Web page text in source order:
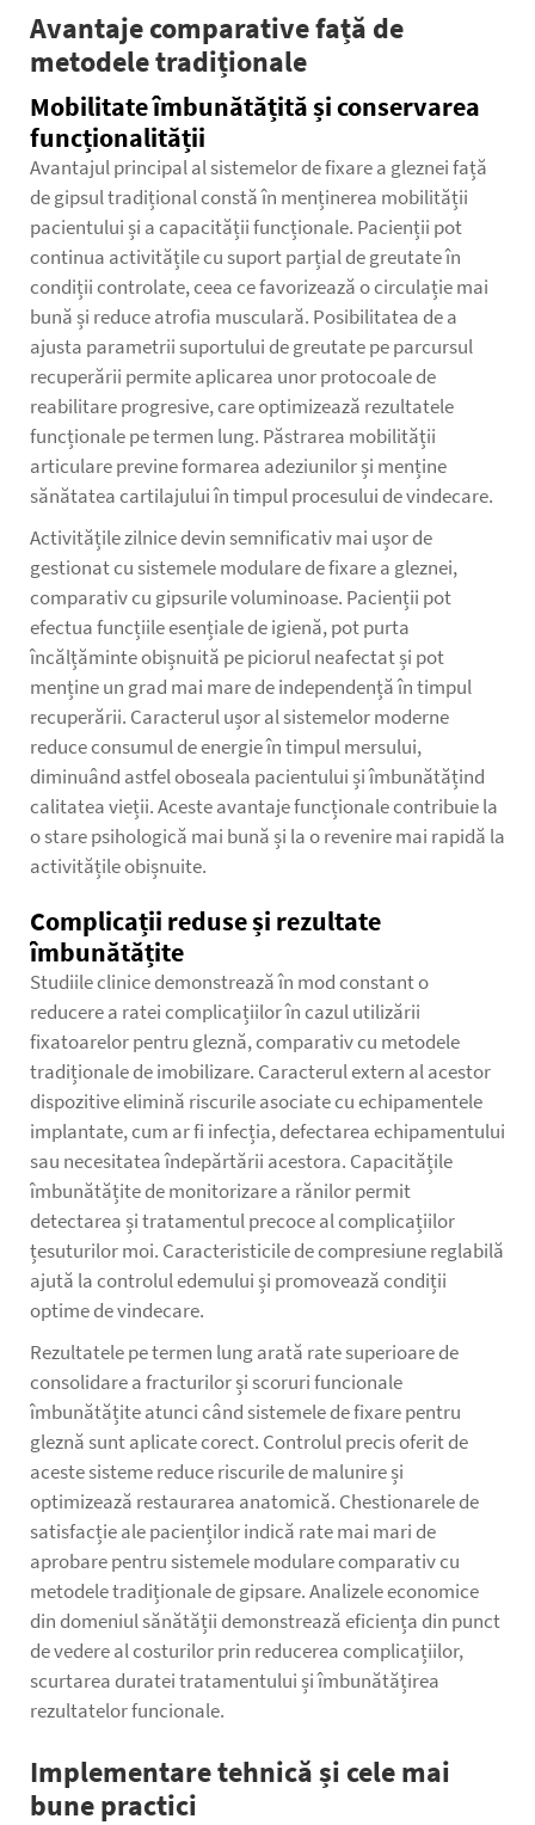
Avantaje comparative față de
metodele tradiționale
Mobilitate îmbunătățită și conservarea
funcționalității
Avantajul principal al sistemelor de fixare a gleznei față
de gipsul tradițional constă în menținerea mobilității
pacientului și a capacității funcționale. Pacienții pot
continua activitățile cu suport parțial de greutate în
condiții controlate, ceea ce favorizează o circulație mai
bună și reduce atrofia musculară. Posibilitatea de a
ajusta parametrii suportului de greutate pe parcursul
recuperării permite aplicarea unor protocoale de
reabilitare progresive, care optimizează rezultatele
funcționale pe termen lung. Păstrarea mobilității
articulare previne formarea adeziunilor și menține
sănătatea cartilajului în timpul procesului de vindecare.
Activitățile zilnice devin semnificativ mai ușor de
gestionat cu sistemele modulare de fixare a gleznei,
comparativ cu gipsurile voluminoase. Pacienții pot
efectua funcțiile esențiale de igienă, pot purta
încălțăminte obișnuită pe piciorul neafectat și pot
menține un grad mai mare de independență în timpul
recuperării. Caracterul ușor al sistemelor moderne
reduce consumul de energie în timpul mersului,
diminuând astfel oboseala pacientului și îmbunătățind
calitatea vieții. Aceste avantaje funcționale contribuie la
o stare psihologică mai bună și la o revenire mai rapidă la
activitățile obișnuite.
Complicații reduse și rezultate
îmbunătățite
Studiile clinice demonstrează în mod constant o
reducere a ratei complicațiilor în cazul utilizării
fixatoarelor pentru gleznă, comparativ cu metodele
tradiționale de imobilizare. Caracterul extern al acestor
dispozitive elimină riscurile asociate cu echipamentele
implantate, cum ar fi infecția, defectarea echipamentului
sau necesitatea îndepărtării acestora. Capacitățile
îmbunătățite de monitorizare a rănilor permit
detectarea și tratamentul precoce al complicațiilor
țesuturilor moi. Caracteristicile de compresiune reglabilă
ajută la controlul edemului și promovează condiții
optime de vindecare.
Rezultatele pe termen lung arată rate superioare de
consolidare a fracturilor și scoruri funcionale
îmbunătățite atunci când sistemele de fixare pentru
gleznă sunt aplicate corect. Controlul precis oferit de
aceste sisteme reduce riscurile de malunire și
optimizează restaurarea anatomică. Chestionarele de
satisfacție ale pacienților indică rate mai mari de
aprobare pentru sistemele modulare comparativ cu
metodele tradiționale de gipsare. Analizele economice
din domeniul sănătății demonstrează eficiența din punct
de vedere al costurilor prin reducerea complicațiilor,
scurtarea duratei tratamentului și îmbunătățirea
rezultatelor funcionale.
Implementare tehnică și cele mai
bune practici